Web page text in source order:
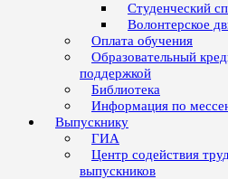
Студенческий
Волонтерское
Оплата обучения
Образовательный
поддержкой
Библиотека
Информация по
Выпускнику
ГИА
Центр содействия
выпускников